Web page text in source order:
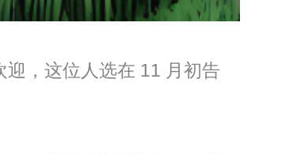
，这位人选在 11 月初告